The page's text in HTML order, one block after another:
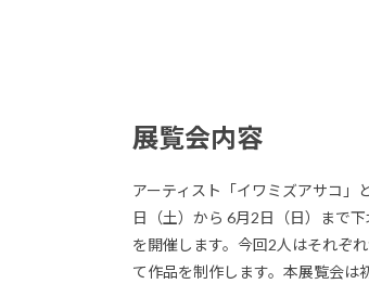
展覧会内容
アーティスト「イワミズアサコ
日（土）から 6月2日（日）​​まで
を開催します。今回2人はそれぞ
て作品を制作します。本展覧会は